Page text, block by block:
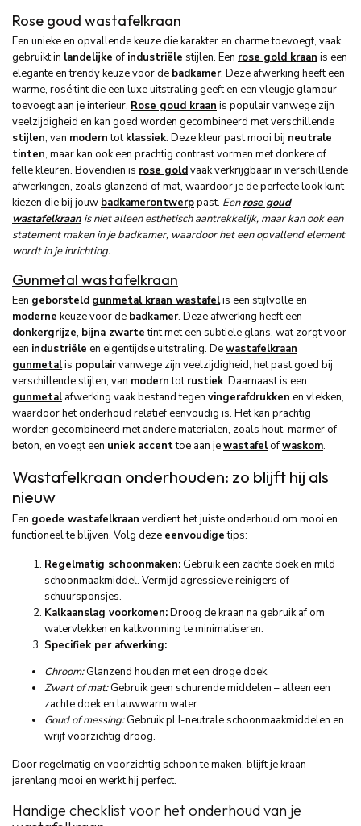
Rose goud wastafelkraan
Een unieke en opvallende keuze die karakter en charme toevoegt, vaak
gebruikt in landelijke of industriële stijlen. Een rose gold kraan is een
elegante en trendy keuze voor de badkamer. Deze afwerking heeft een
warme, rosé tint die een luxe uitstraling geeft en een vleugje glamour
toevoegt aan je interieur. Rose goud kraan is populair vanwege zijn
veelzijdigheid en kan goed worden gecombineerd met verschillende
stijlen, van moderntotklassiek. Deze kleur past mooi bij neutrale
tinten, maar kan ook een prachtig contrast vormen met donkere of
felle kleuren. Bovendien is rose goldvaak verkrijgbaar in verschillende
afwerkingen, zoals glanzend of mat, waardoor je de perfecte look kunt
kiezen die bij jouw badkamerontwerppast. Eenrose goud
wastafelkraan is niet alleen esthetisch aantrekkelijk, maar kan ook een
statement maken in je badkamer, waardoor het een opvallend element
wordt in je inrichting.
Gunmetal wastafelkraan
Een geborsteld gunmetal kraan wastafelis een stijlvolle en
moderne keuze voor de badkamer. Deze afwerking heeft een
donkergrijze, bijna zwartetint met een subtiele glans, wat zorgt voor
een industriële en eigentijdse uitstraling. Dewastafelkraan
gunmetalis populairvanwege zijn veelzijdigheid; het past goed bij
verschillende stijlen, van moderntotrustiek. Daarnaast is een
gunmetalafwerking vaak bestand tegen vingerafdrukken en vlekken,
waardoor het onderhoud relatief eenvoudig is. Het kan prachtig
worden gecombineerd met andere materialen, zoals hout, marmer of
beton, en voegt een uniek accenttoe aan jewastafelofwaskom.
Wastafelkraan onderhouden: zo blijft hij als
nieuw
Een goede wastafelkraan verdient het juiste onderhoud om mooi en
functioneel te blijven. Volg deze eenvoudigetips:
Regelmatig schoonmaken: Gebruik een zachte doek en mild
schoonmaakmiddel. Vermijd agressieve reinigers of
schuursponsjes.
Kalkaanslag voorkomen:Droog de kraan na gebruik af om
watervlekken en kalkvorming te minimaliseren.
Specifiek per afwerking:
Chroom:Glanzend houden met een droge doek.
Zwart of mat:Gebruik geen schurende middelen – alleen een
zachte doek en lauwwarm water.
Goud of messing:Gebruik pH-neutrale schoonmaakmiddelen en
wrijf voorzichtig droog.
Door regelmatig en voorzichtig schoon te maken, blijft je kraan
jarenlang mooi en werkt hij perfect.
Handige checklist voor het onderhoud van je